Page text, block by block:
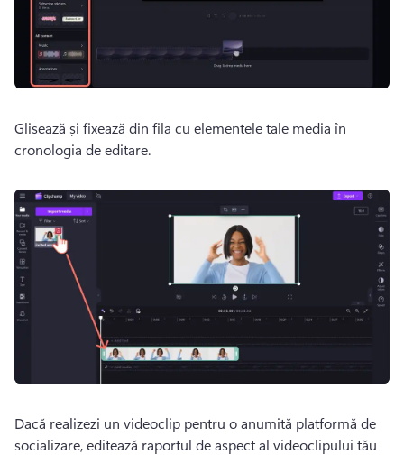
Glisează și fixează din fila cu elementele tale media în
cronologia de editare.
Dacă realizezi un videoclip pentru o anumită platformă de
socializare, editează raportul de aspect al videoclipului tău